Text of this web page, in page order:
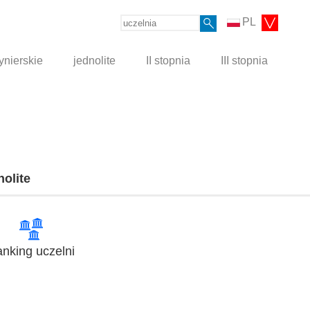
PL
jednolite II stopnia III stopnia
uczelni